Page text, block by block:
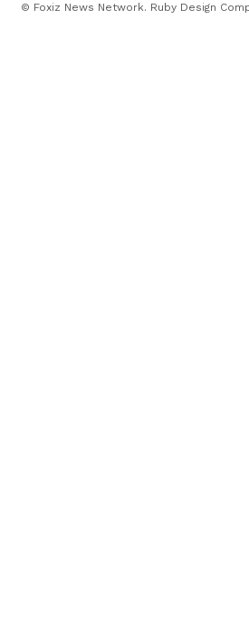
© Foxiz News Network. Ruby Design